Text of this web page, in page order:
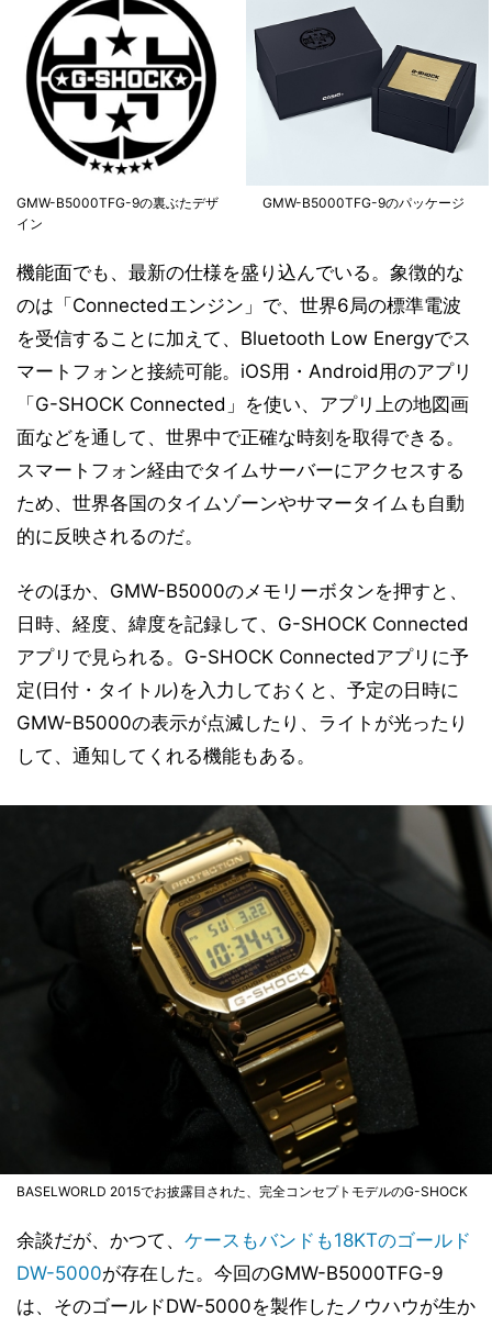
GMW-B5000TFG-9の裏ぶたデザ
イン
GMW-B5000TFG-9のパッケージ
機能面でも、最新の仕様を盛り込んでいる。象徴的な
のは「Connectedエンジン」で、世界6局の標準電波
を受信することに加えて、Bluetooth Low Energyでス
マートフォンと接続可能。iOS用・Android用のアプリ
「G-SHOCK Connected」を使い、アプリ上の地図画
面などを通して、世界中で正確な時刻を取得できる。
スマートフォン経由でタイムサーバーにアクセスする
ため、世界各国のタイムゾーンやサマータイムも自動
的に反映されるのだ。
そのほか、GMW-B5000のメモリーボタンを押すと、
日時、経度、緯度を記録して、G-SHOCK Connected
アプリで見られる。G-SHOCK Connectedアプリに予
定(日付・タイトル)を入力しておくと、予定の日時に
GMW-B5000の表示が点滅したり、ライトが光ったり
して、通知してくれる機能もある。
BASELWORLD 2015でお披露目された、完全コンセプトモデルのG-SHOCK
余談だが、かつて、 ケースもバンドも18KTのゴールド
DW-5000が存在した。今回のGMW-B5000TFG-9
は、そのゴールドDW-5000を製作したノウハウが生か